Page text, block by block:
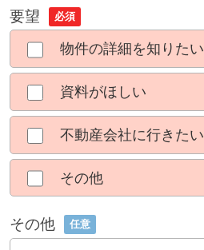
要望 必須
物件の詳細を知りたい
資料がほしい
不動産会社に行きたい
その他
その他 任意